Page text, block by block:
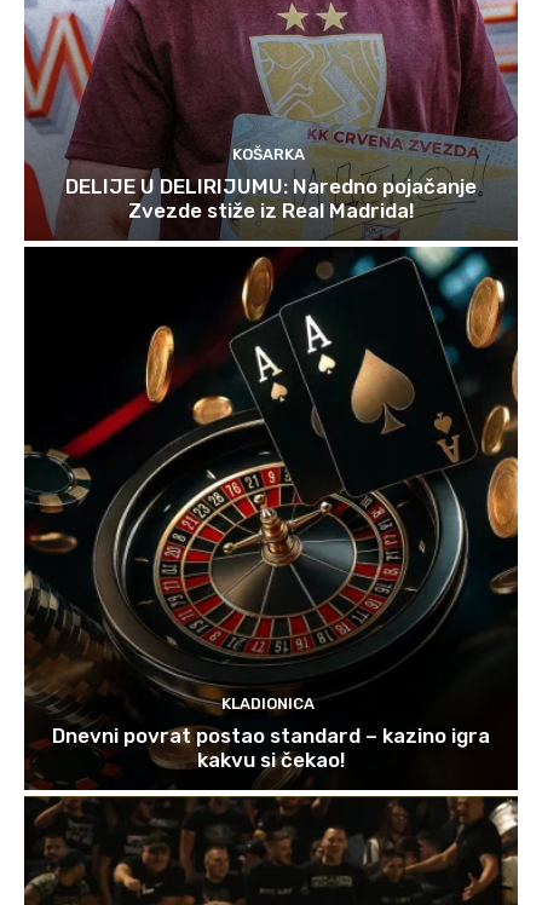
KOŠARKA
DELIJE U DELIRIJUMU: Naredno pojačanje
Zvezde stiže iz Real Madrida!
KLADIONICA
Dnevni povrat postao standard – kazino igra
kakvu si čekao!